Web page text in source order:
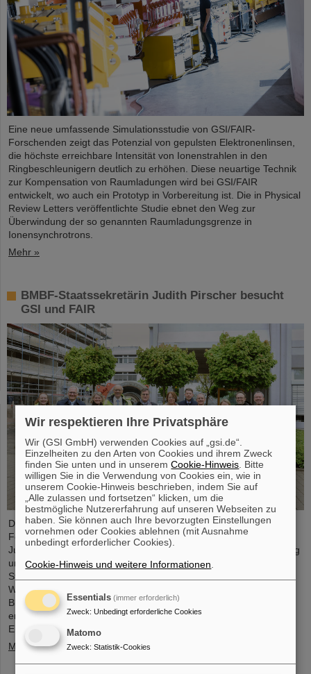
Eine neue umfassende Simulationsstudie von GSI/FAIR-
Forschenden zeigt das Potenzial von gepulsten Elektronenlinsen,
die höchste erreichbare Intensität von Ionenstrahlen in den
Ringbeschleunigern deutlich zu erhöhen. Diese neuartige Technik
zur Kompensation von Raumladungen wird bei GSI/FAIR
entwickelt, wo auch ein Prototyp in Vorbereitung ist. Die in Physical
Review Letters veröffentlichte Studie ebnet den Weg zur
Überwindung der so genannten Raumladungsgrenze in
Ionensynchrotrons.
Mehr »
BMBF-Staatssekretärin Judith Pirscher besucht
GSI und FAIR
Der Fortschritt des FAIR-Projekts und die aktuellen
Forschungsaktivitäten standen im Mittelpunkt eines Besuchs von
Judith Pirscher, Staatssekretärin im Bundesministerium für Bildung
und Forschung (BMBF), auf dem GSI/FAIR-Campus. Die
Staatssekretärin wurde von Professor Paolo Giubellino,
Wissenschaftlicher Geschäftsführer von GSI und FAIR, und Jörg
Blaurock, Technischer Geschäftsführer von GSI und FAIR,
empfangen. Bei ihrem Besuch erhielt sie einen umfassenden
Einblick über die wissenschaftlichen…
Mehr »
Wir respektieren Ihre Privatsphäre
Wir (GSI GmbH) verwenden Cookies auf „gsi.de“.
Einzelheiten zu den Arten von Cookies und ihrem Zweck
finden Sie unten und in unseremCookie-Hinweis . Bitte
willigen Sie in die Verwendung von Cookies ein, wie in
unserem Cookie-Hinweis beschrieben, indem Sie auf
„Alle zulassen und fortsetzen“ klicken, um die
bestmögliche Nutzererfahrung auf unseren Webseiten zu
haben. Sie können auch Ihre bevorzugten Einstellungen
vornehmen oder Cookies ablehnen (mit Ausnahme
unbedingt erforderlicher Cookies).
Cookie-Hinweis und weitere Informationen
Essentials (immer erforderlich)
Zweck: Unbedingt erforderliche Cookies
Matomo
Zweck: Statistik-Cookies